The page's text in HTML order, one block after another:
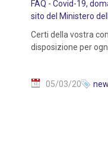
FAQ - Covid-19,
sito del Ministero
Certi della vostra
disposizione per
05/03/20